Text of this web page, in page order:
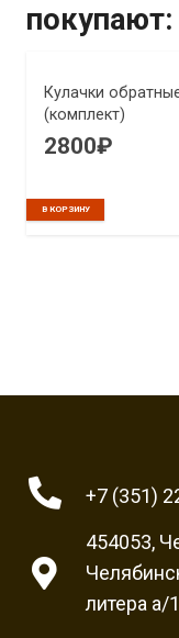
покупают:
Кулачки
(комплект)
2800₽
В КОРЗИНУ
+7 (351)
454053,
литера